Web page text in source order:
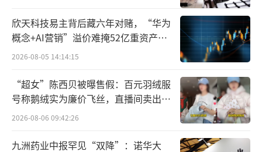
受益于愈发激烈的生成式AI环境，作为“A
I军火商”的英伟达，给出了一个保持继续高增
长的第二季度财报展望，预计第二季度收入280
亿美元，环比增长8%，同比107%，且2025财
年全年毛利率预计可以维持在70%左右。
受上述乐观因素影响，英伟达股价盘后大
欣天科技易主背后藏六年对赌，“华为
概念+AI营销”溢价难掩52亿重资产考
验
2026-08-05 14:14:15
“超女”陈西贝被曝售假：百元羽绒服
号称鹅绒实为廉价飞丝，直播间卖出超
百万元
2026-08-06 09:42:26
九洲药业中报罕见“双降”：诺华大